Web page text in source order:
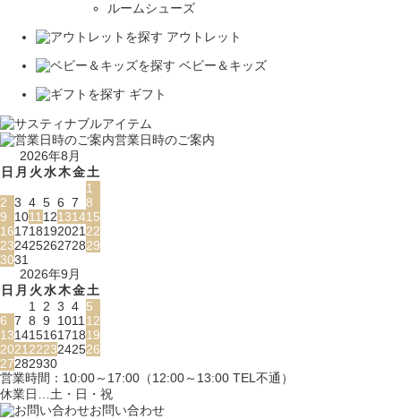
ルームシューズ
アウトレット
ベビー＆キッズ
ギフト
営業日時のご案内
2026年8月
日 月 火水木金土
1
2 3 4 5 6 7 8
9
101112131415
16171819202122
23242526272829
3031
2026年9月
日 月 火水木金土
1 2 3 4 5
6 7 8 9 101112
13141516171819
20212223242526
27282930
営業時間：10:00～17:00（12:00～13:00 TEL不通）
休業日…土・日・祝
お問い合わせ